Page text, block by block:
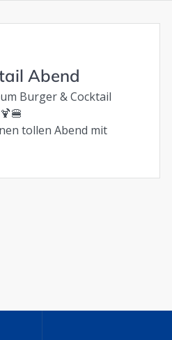
Abend
Burger & Cocktail
tollen Abend mit